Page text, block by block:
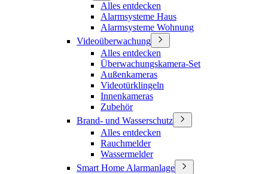
Alles entdecken
Alarmsysteme Haus
Alarmsysteme Wohnung
Videoüberwachung
Alles entdecken
Überwachungskamera-Set
Außenkameras
Videotürklingeln
Innenkameras
Zubehör
Brand- und Wasserschutz
Alles entdecken
Rauchmelder
Wassermelder
Smart Home Alarmanlage